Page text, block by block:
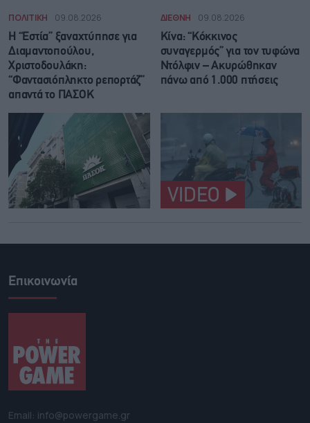
ΠΟΛΙΤΙΚΗ 09.08.2026
Η “Εστία” ξαναχτύπησε για
Διαμαντοπούλου,
Χριστοδουλάκη:
“Φαντασιόπληκτο ρεπορτάζ”
απαντά το ΠΑΣΟΚ
ΔΙΕΘΝΗ 09.08.2026
Κίνα: “Κόκκινος
συναγερμός” για τον τυφώνα
Ντόλφιν – Ακυρώθηκαν
πάνω από 1.000 πτήσεις
VIDEO
Επικοινωνία
Email: info@powergame.gr